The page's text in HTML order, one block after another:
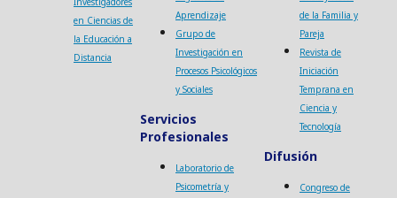
en Ciencias de
la Educación a
Distancia
Aprendizaje
Grupo de
Investigación en
Procesos Psicológicos
y Sociales
Servicios
Profesionales
Laboratorio de
Psicometría y
de la Familia y
Pareja
Revista de
Iniciación
Temprana en
Ciencia y
Tecnología
Difusión
Congreso de